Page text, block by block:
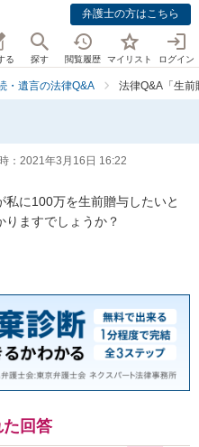
弁護士の方はこちら
る 探す 閲覧履歴 マイリスト ログイン
・遺言の法律Q&A 法律Q&A「生
： 2021年3月16日 16:22
に100万を生前贈与したいと
ますでしょうか？
回答